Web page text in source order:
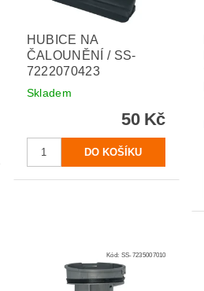
HUBICE NA
ČALOUNĚNÍ / SS-
7222070423
Skladem
50 Kč
Kód: SS-7235007010